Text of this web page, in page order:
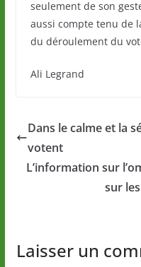
seulement de son
aussi compte tenu de
du déroulement du
Ali Legrand
Dans le calme et la
votent
L’information sur
sur
Laisser un